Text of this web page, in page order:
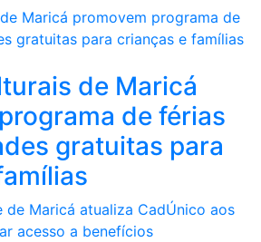
de Maricá
de férias
gratuitas para